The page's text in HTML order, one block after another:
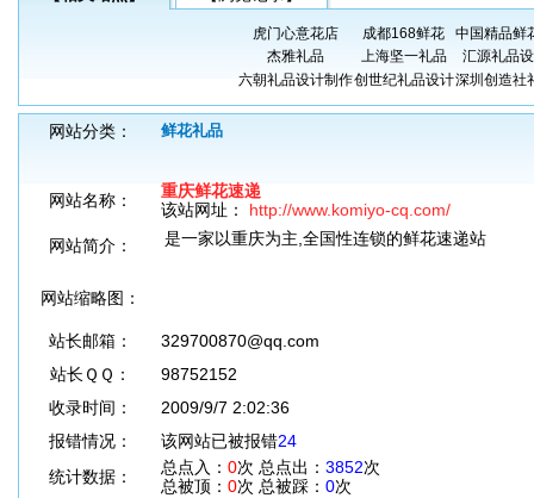
虎门心意花店 成都168鲜花
中国精品鲜
杰雅礼品
上海坚一礼品
汇源礼品
六朝礼品设计制作创世纪礼品设计深圳创造社
网站分类： 鲜花礼品
网站名称：
重庆鲜花速递
该站网址： http://www.komiyo-cq.com/
网站简介：
是一家以重庆为主,全国性连锁的鲜花速递站
网站缩略图：
站长邮箱：
329700870@qq.com
站长ＱＱ：
98752152
收录时间：
2009/9/7 2:02:36
报错情况：
该网站已被报错24
统计数据：
总点入： 0次 总点出： 3852次
总被顶： 0次 总被踩： 0次